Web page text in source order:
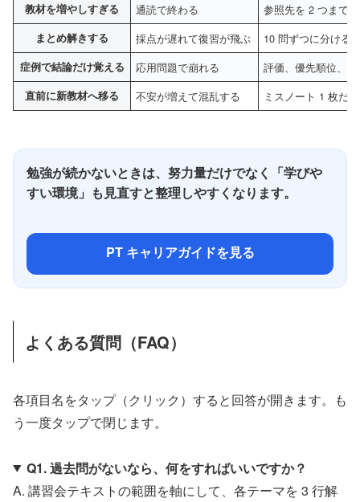
教材を増やしすぎる 通読で終わる 参照先を 2 つまで
まとめ解きする 採点が遅れて復習が飛ぶ 10 問ずつに分ける
症例で結論だけ覚える 応用問題で崩れる 評価、優先順位、
直前に新教材へ移る 不安が増えて混乱する ミスノート 1 枚だ
勉強が続かないときは、努力量だけでなく「学びや
すい環境」も見直すと整理しやすくなります。
PT キャリアガイドを見る
よくある質問（FAQ）
各項目名をタップ（クリック）すると回答が開きます。も
う一度タップで閉じます。
Q1. 過去問がないなら、何をすればいいですか？
A. 講習会テキストの範囲を軸にして、各テーマを 3 行解